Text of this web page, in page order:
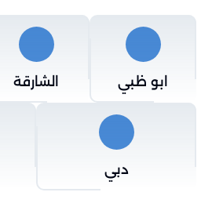
ابو ظبي الشارقة
دبي